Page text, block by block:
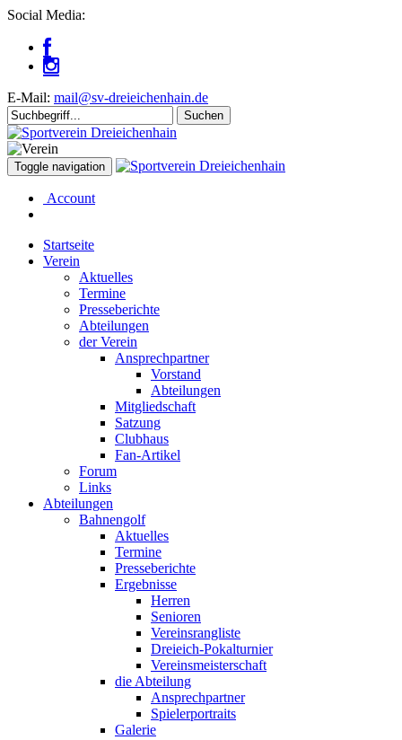
Social Media:
E-Mail: mail@sv-dreieichenhain.de
Toggle navigation
Account
Startseite
Verein
Aktuelles
Termine
Presseberichte
Abteilungen
der Verein
Ansprechpartner
Vorstand
Abteilungen
Mitgliedschaft
Satzung
Clubhaus
Fan-Artikel
Forum
Links
Abteilungen
Bahnengolf
Aktuelles
Termine
Presseberichte
Ergebnisse
Herren
Senioren
Vereinsrangliste
Dreieich-Pokalturnier
Vereinsmeisterschaft
die Abteilung
Ansprechpartner
Spielerportraits
Galerie